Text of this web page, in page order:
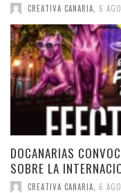
CREATIVA CANARIA 6
DOCANARIAS
SOBRE LA
CREATIVA CANARIA 6